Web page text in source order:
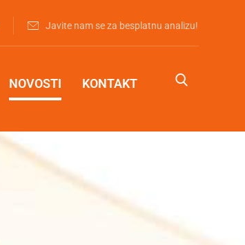
Javite nam se za besplatnu analizu!
NOVOSTI KONTAKT